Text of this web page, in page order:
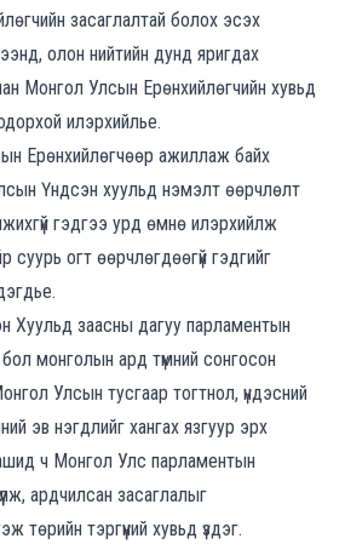
засаглалтай болох эсэх
олон нийтийн дунд яригдах
Монгол Улсын Ерөнхийлөгчийн хувьд
илэрхийлье.
Ерөнхийлөгчөөр ажиллаж байх
Үндсэн хуульд нэмэлт өөрчлөлт
гэдгээ урд өмнө илэрхийлж
суурь огт өөрчлөгдөөгүй гэдгийг
Хуульд заасны дагуу парламентын
монголын ард түмний сонгосон
Улсын тусгаар тогтнол, үндэсний
эв нэгдлийг хангах язгуур эрх
ч Монгол Улс парламентын
ардчилсан засаглалыг
төрийн тэргүүний хувьд үздэг.